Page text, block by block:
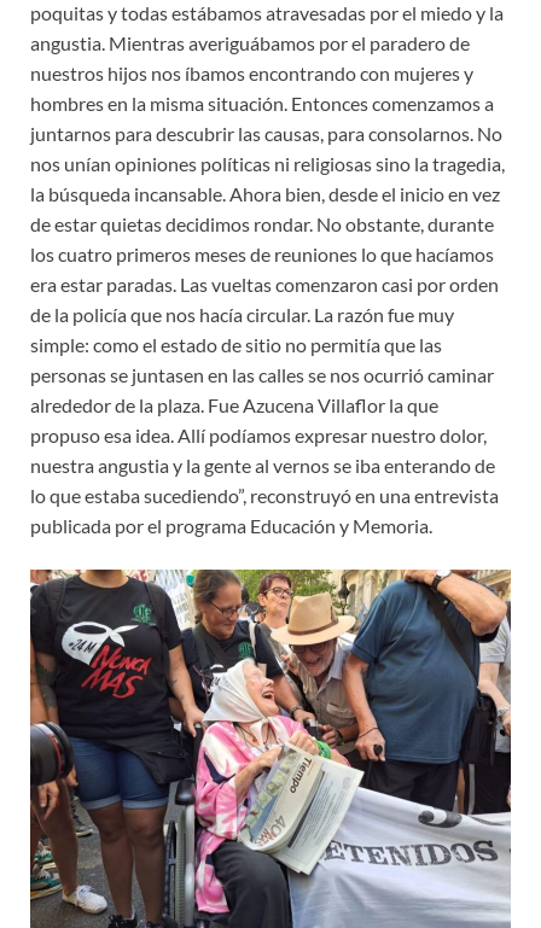
poquitas y todas estábamos atravesadas por el miedo y la
angustia. Mientras averiguábamos por el paradero de
nuestros hijos nos íbamos encontrando con mujeres y
hombres en la misma situación. Entonces comenzamos a
juntarnos para descubrir las causas, para consolarnos. No
nos unían opiniones políticas ni religiosas sino la tragedia,
la búsqueda incansable. Ahora bien, desde el inicio en vez
de estar quietas decidimos rondar. No obstante, durante
los cuatro primeros meses de reuniones lo que hacíamos
era estar paradas. Las vueltas comenzaron casi por orden
de la policía que nos hacía circular. La razón fue muy
simple: como el estado de sitio no permitía que las
personas se juntasen en las calles se nos ocurrió caminar
alrededor de la plaza. Fue Azucena Villaflor la que
propuso esa idea. Allí podíamos expresar nuestro dolor,
nuestra angustia y la gente al vernos se iba enterando de
lo que estaba sucediendo”, reconstruyó en una entrevista
publicada por el programa Educación y Memoria.